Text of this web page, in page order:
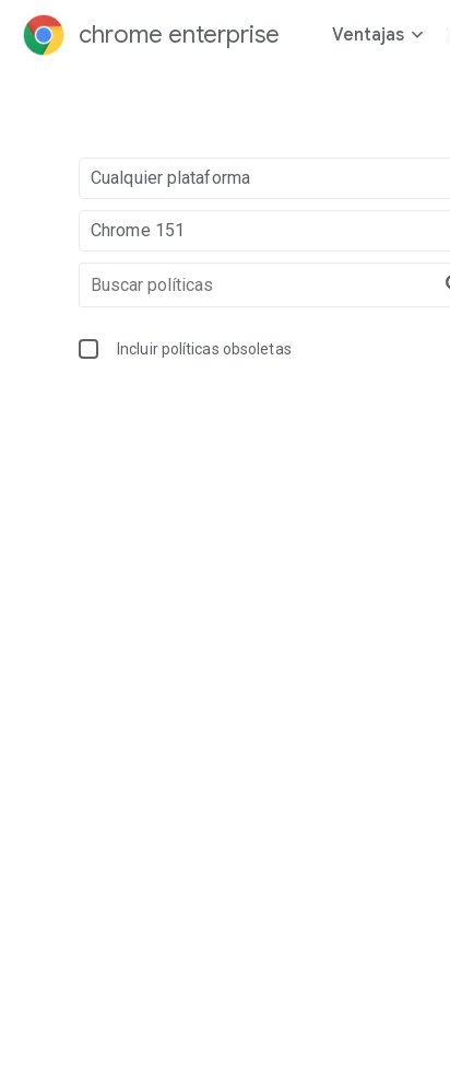
chrome enterprise Ventajas
Cualquier plataforma
Chrome 151
Incluir políticas obsoletas